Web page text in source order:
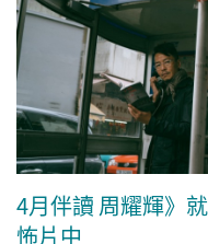
4月伴讀 周耀輝》
怖片中